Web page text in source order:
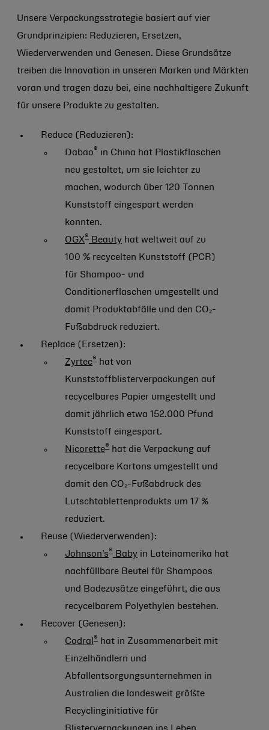
Unsere Verpackungsstrategie basiert auf vier
Grundprinzipien: Reduzieren, Ersetzen,
Wiederverwenden und Genesen. Diese Grundsätze
treiben die Innovation in unseren Marken und Märkten
voran und tragen dazu bei, eine nachhaltigere Zukunft
für unsere Produkte zu gestalten.
Reduce (Reduzieren):
Dabao ® in China hat Plastikflaschen
neu gestaltet, um sie leichter zu
machen, wodurch über 120 Tonnen
Kunststoff eingespart werden
konnten.
OGX® Beauty hat weltweit auf zu
100 % recycelten Kunststoff (PCR)
für Shampoo- und
Conditionerflaschen umgestellt und
damit Produktabfälle und den CO₂-
Fußabdruck reduziert.
Replace (Ersetzen):
Zyrtec® hat von
Kunststoffblisterverpackungen auf
recycelbares Papier umgestellt und
damit jährlich etwa 152.000 Pfund
Kunststoff eingespart.
Nicorette® hat die Verpackung auf
recycelbare Kartons umgestellt und
damit den CO₂-Fußabdruck des
Lutschtablettenprodukts um 17 %
reduziert.
Reuse (Wiederverwenden):
Johnson’s ® Baby in Lateinamerika hat
nachfüllbare Beutel für Shampoos
und Badezusätze eingeführt, die aus
recycelbarem Polyethylen bestehen.
Recover (Genesen):
Codral ® hat in Zusammenarbeit mit
Einzelhändlern und
Abfallentsorgungsunternehmen in
Australien die landesweit größte
Recyclinginitiative für